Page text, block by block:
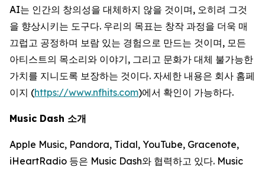
AI는 인간의 창의성을 대체하지 않을 것이며, 오히려 그것
을 향상시키는 도구다. 우리의 목표는 창작 과정을 더욱 매
끄럽고 공정하며 보람 있는 경험으로 만드는 것이며, 모든
아티스트의 목소리와 이야기, 그리고 문화가 대체 불가능한
가치를 지니도록 보장하는 것이다. 자세한 내용은 회사 홈페
이지 (https://www.nfhits.com)에서 확인이 가능하다.
Music Dash 소개
Apple Music, Pandora, Tidal, YouTube, Gracenote,
iHeartRadio 등은 Music Dash와 협력하고 있다. Music